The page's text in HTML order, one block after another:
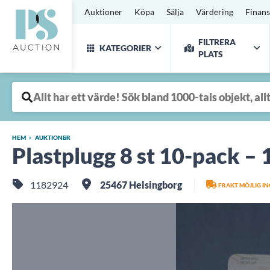
Auktioner Köpa Sälja Värdering
KATEGORIER
FILTRERA
PLATS
HEM AUKTIONER
Plastplugg 8 st 10-pack
1182924 25467 Helsingborg FRAKT MÖJLIG